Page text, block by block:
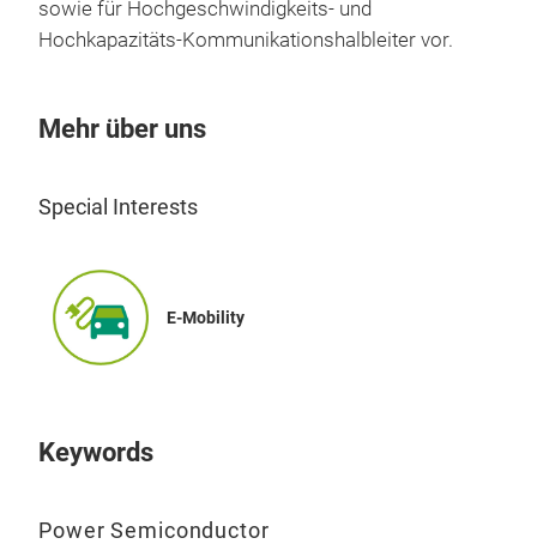
sowie für Hochgeschwindigkeits- und
Hochkapazitäts-Kommunikationshalbleiter vor.
Mehr über uns
Special Interests
E-Mobility
Keywords
Power Semiconductor